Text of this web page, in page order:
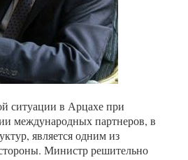
ситуации в Арцахе при
международных партнеров, в
является одним из
Министр решительно